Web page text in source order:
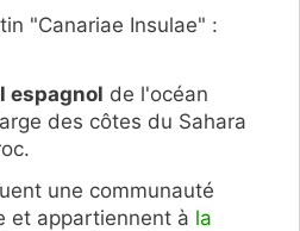
"Canariae Insulae" :
espagnol de l'océan
des côtes du Sahara
une communauté
et appartiennent à la